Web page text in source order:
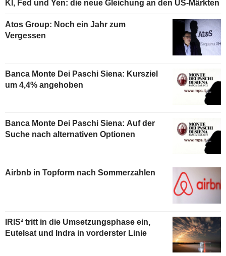
KI, Fed und Yen: die neue Gleichung an den US-Märkten
Atos Group: Noch ein Jahr zum
Vergessen
Banca Monte Dei Paschi Siena: Kursziel
um 4,4% angehoben
Banca Monte Dei Paschi Siena: Auf der
Suche nach alternativen Optionen
Airbnb in Topform nach Sommerzahlen
IRIS² tritt in die Umsetzungsphase ein,
Eutelsat und Indra in vorderster Linie